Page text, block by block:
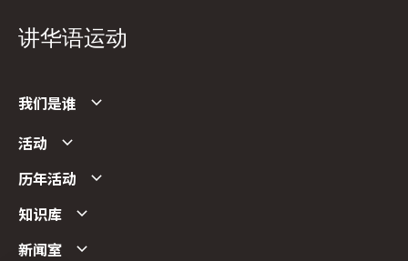
讲华语运动
我们是谁
活动
历年活动
知识库
新闻室